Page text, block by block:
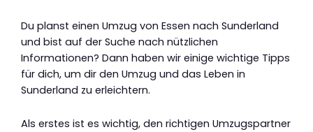
Du planst einen Umzug von Essen nach Sunderland
und bist auf der Suche nach nützlichen
Informationen? Dann haben wir einige wichtige Tipps
für dich, um dir den Umzug und das Leben in
Sunderland zu erleichtern.
Als erstes ist es wichtig, den richtigen Umzugspartner